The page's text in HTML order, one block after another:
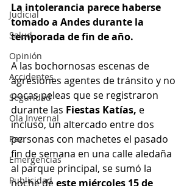
Judicial
Salud
Opinión
Accidentes
Seguridad
Ola Invernal
Paz
Emergencias
Publicidad
La intolerancia parece haberse
tomado a Andes durante la
temporada de fin de año.
A las bochornosas escenas de
agresiones agentes de tránsito y no
pocas peleas que se registraron
durante las Fiestas Katías, e
incluso, un altercado entre dos
personas con machetes el pasado
fin de semana en una calle aledaña
al parque principal, se sumó la
noche de este miércoles 15 de